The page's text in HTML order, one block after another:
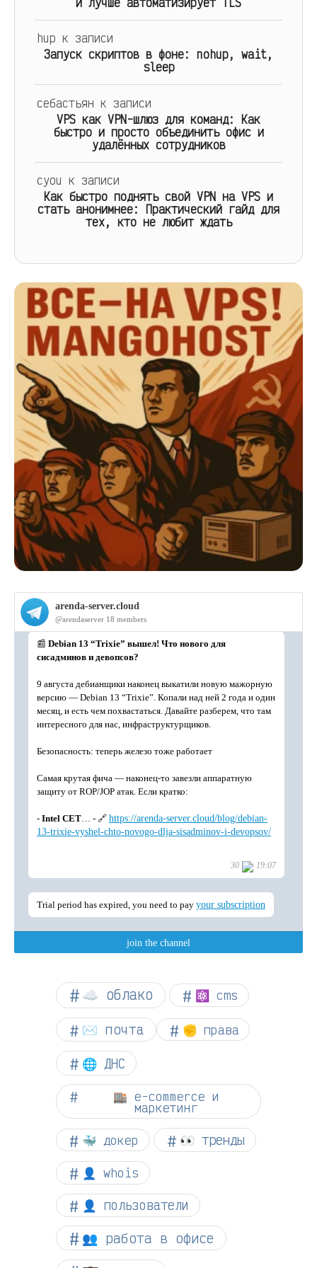
hup к записи
Запуск скриптов в фоне: nohup, wait,
sleep
себастьян к записи
VPS как VPN-шлюз для команд: Как
быстро и просто объединить офис и
удалённых сотрудников
cyou к записи
Как быстро поднять свой VPN на VPS и
стать анонимнее: Практический гайд для
тех, кто не любит ждать
☁︎ облако ⚛ cms
✉️ почта ✊ права
🌐 ДНС
🏬 e-commerce и
маркетинг
🐳 докер 👀 тренды
👤 whois
👤 пользователи
👥 работа в офисе